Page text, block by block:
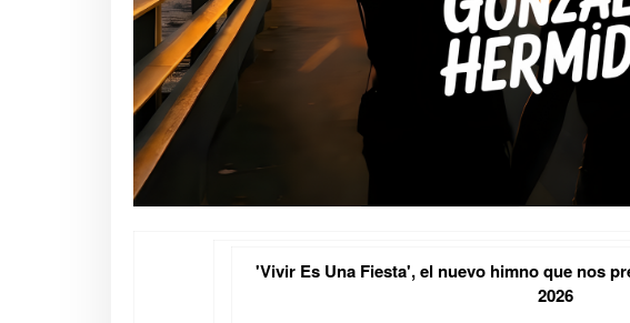
'Vivir Es Una Fiesta', el nuevo himno que nos
2026